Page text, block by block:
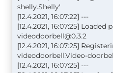
shelly.Shelly'
[12.4.2021, 16:07:22] ---
[12.4.2021, 16:07:25] Loaded
videodoorbell@0.3.2
[12.4.2021, 16:07:25]
videodoorbell.Video-
[12.4.2021, 16:07:25] ---